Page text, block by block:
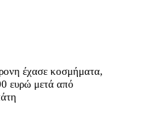
έχασε κοσμήματα,
ευρώ μετά από